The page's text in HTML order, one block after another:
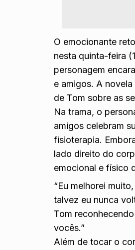
O emocionante
nesta quinta-feira
personagem
e amigos. A
de Tom sobre as
Na trama, o
amigos celebram
fisioterapia.
lado direito do
emocional e físico
“Eu melhorei
talvez eu nunca
Tom
vocês.”
Além de tocar o